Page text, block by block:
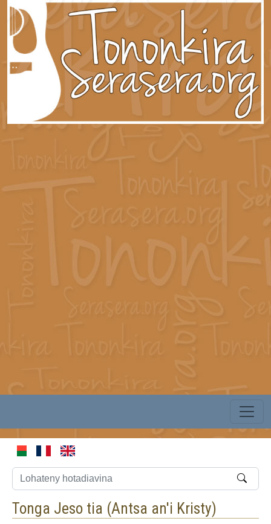
Tonga Jeso tia (Antsa an'i Kristy)